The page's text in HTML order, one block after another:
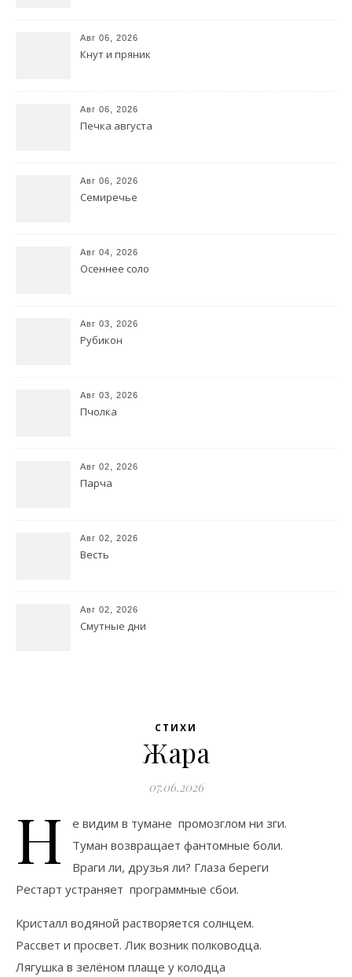
Авг 06, 2026
Кнут и пряник
Авг 06, 2026
Печка августа
Авг 06, 2026
Семиречье
Авг 04, 2026
Осеннее соло
Авг 03, 2026
Рубикон
Авг 03, 2026
Пчолка
Авг 02, 2026
Парча
Авг 02, 2026
Весть
Авг 02, 2026
Смутные дни
СТИХИ
Жара
07.06.2026
Н
е видим в тумане промозглом ни зги.
Туман возвращает фантомные боли.
Враги ли, друзья ли? Глаза береги
Рестарт устраняет программные сбои.
Кристалл водяной растворяется солнцем.
Рассвет и просвет. Лик возник полководца.
Лягушка в зелёном плаще у колодца